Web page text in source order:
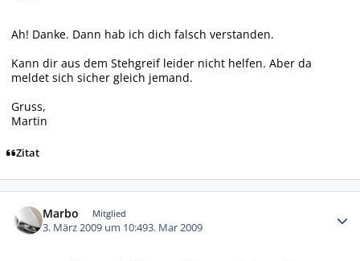
Ah! Danke. Dann hab ich dich falsch verstanden.
Kann dir aus dem Stehgreif leider nicht helfen. Aber da
meldet sich sicher gleich jemand.
Gruss,
Martin
Zitat
Marbo Mitglied
3. März 2009 um 10:493. Mar 2009